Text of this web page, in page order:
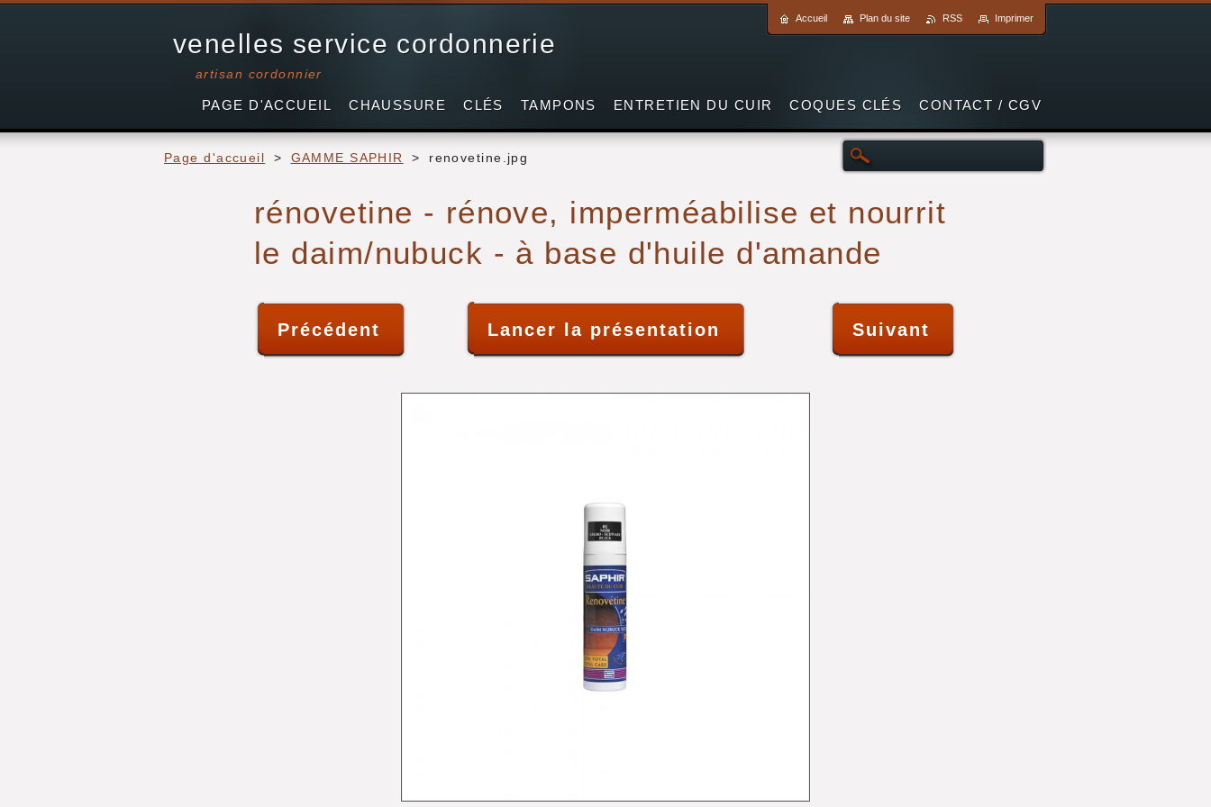
venelles service cordonnerie
artisan cordonnier
Page d'accueil > GAMME SAPHIR > renovetine.jpg
rénovetine - rénove, imperméabilise et nourrit
le daim/nubuck - à base d'huile d'amande
Précédent Lancer la présentation Suivant
PAGE D'ACCUEIL CHAUSSURE CLÉS TAMPONS ENTRETIEN DU CUIR COQUES CLÉS CONTACT / CGV
Accueil Plan du site RSS Imprimer